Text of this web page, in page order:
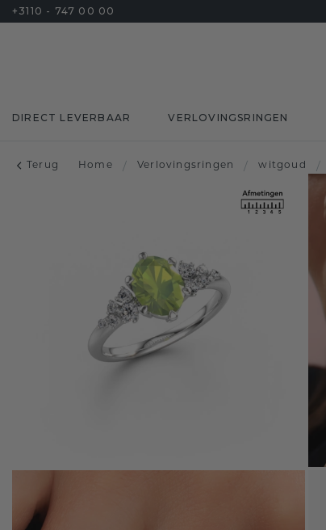
+3110 - 747 00 00
DIRECT LEVERBAAR VERLOVINGSRINGEN
Terug Home / Verlovingsringen / witgoud /